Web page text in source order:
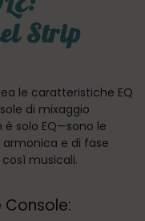
Strip
le caratteristiche EQ
di mixaggio
solo EQ—sono le
e di fase
musicali.